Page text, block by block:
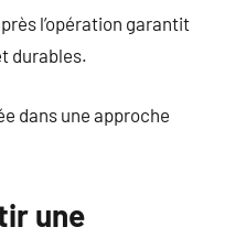
l’opération garantit
durables.
dans une approche
une